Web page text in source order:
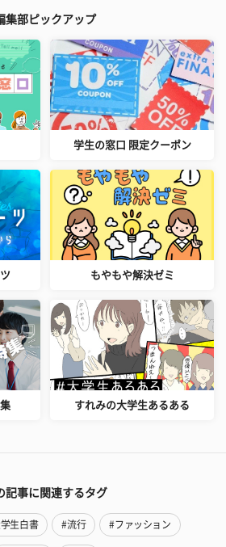
集部ピックアップ
学生の窓口 限定クーポン
もやもや解決ゼミ
すれみの大学生あるある
記事に関連するタグ
生白書 #流行 #ファッション